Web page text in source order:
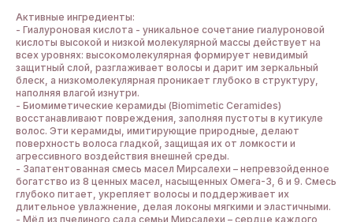
Активные ингредиенты:
- Гиалуроновая кислота - уникальное сочетание гиалуроновой
кислоты высокой и низкой молекулярной массы действует на
всех уровнях: высокомолекулярная формирует невидимый
защитный слой, разглаживает волосы и дарит им зеркальный
блеск, а низкомолекулярная проникает глубоко в структуру,
наполняя влагой изнутри.
- Биомиметические керамиды (Biomimetic Ceramides)
восстанавливают повреждения, заполняя пустоты в кутикуле
волос. Эти керамиды, имитирующие природные, делают
поверхность волоса гладкой, защищая их от ломкости и
агрессивного воздействия внешней среды.
- Запатентованная смесь масел Мирсалехи – непревзойденное
богатство из 8 ценных масел, насыщенных Омега-3, 6 и 9. Смесь
глубоко питает, укрепляет волосы и поддерживает их
длительное увлажнение, делая локоны мягкими и эластичными.
- Мёд из пчелиного сада семьи Мирсалехи – сердце каждого